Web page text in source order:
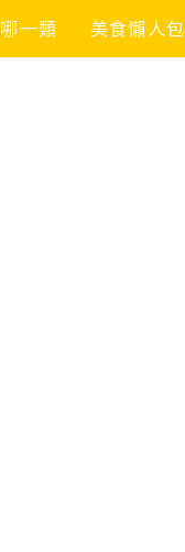
一類 美食懶人包